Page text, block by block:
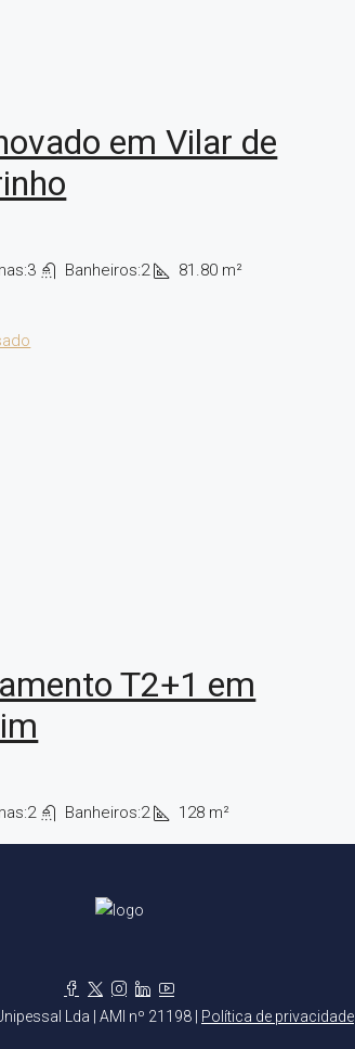
em Vilar de
3 Banheiros:2 81.80 m²
T2+1 em
2 Banheiros:2 128 m²
Lda | AMI nº 21198 | Política de privacidade